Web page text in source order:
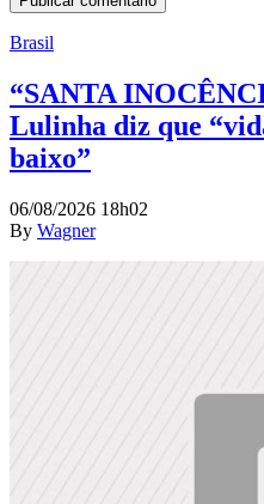
Brasil
“SANTA
Lulinha diz que
baixo”
06/08/2026 18h02
By Wagner